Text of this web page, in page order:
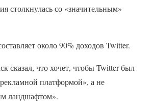
столкнулась со «значительным»
около 90% доходов Twitter.
сказал, что хочет, чтобы Twitter был
платформой», а не
ландшафтом».